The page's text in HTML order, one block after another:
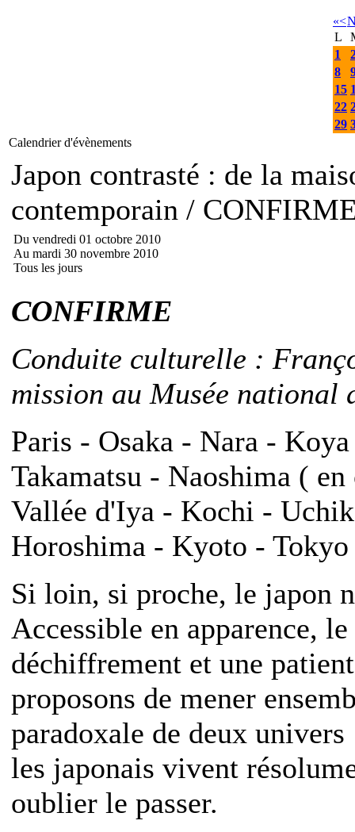
«<
L
1
8
15
22
29
Calendrier d'évènements
Japon contrasté : de la
contemporain /
Du vendredi 01 octobre 2010
Au mardi 30 novembre 2010
Tous les jours
CONFIRME
Conduite culturelle :
mission au Musée national
Paris - Osaka - Nara -
Takamatsu - Naoshima (
Vallée d'Iya - Kochi -
Horoshima - Kyoto -
Si loin, si proche, le japon
Accessible en apparence,
déchiffrement et une
proposons de mener
paradoxale de deux
les japonais vivent
oublier le passer.